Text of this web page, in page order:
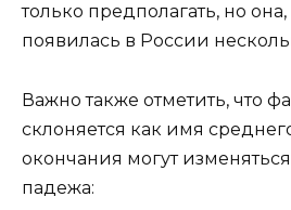
только предполагать, но
появилась в России
Важно также отметить, что
склоняется как имя
окончания могут
падежа: